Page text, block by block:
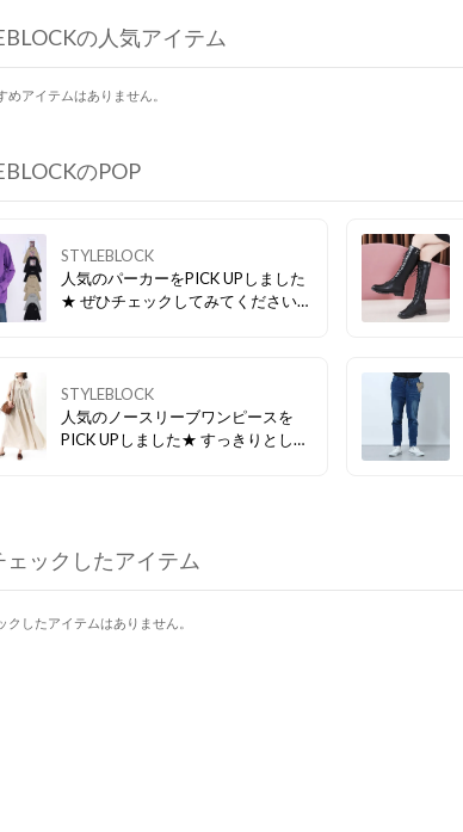
の人気アイテム
めアイテムはありません。
のPOP
STYLEBLOCK
人気のパーカーをPICK UPしました
★ ぜひチェックしてみてください♪
STYLEBLOCK
人気のノースリーブワンピースを
PICK UPしました★ すっきりとした
ェックしたアイテム
クしたアイテムはありません。